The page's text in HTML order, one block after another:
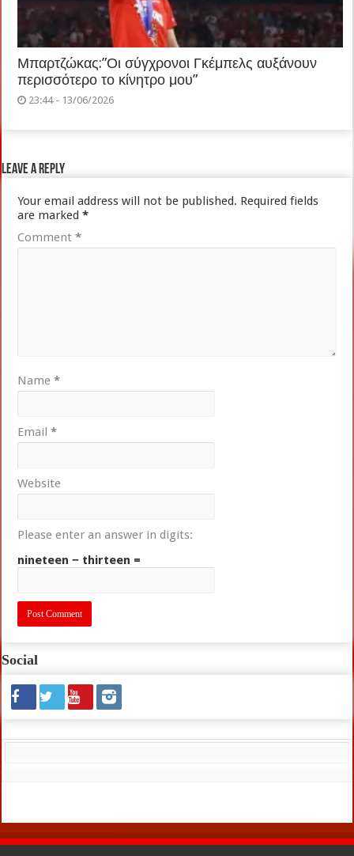
Μπαρτζώκας:”Οι σύγχρονοι Γκέμπελς αυξάνουν
περισσότερο το κίνητρο μου”
23:44 - 13/06/2026
Leave a Reply
Your email address will not be published. Required fields
are marked*
Comment*
Name*
Email*
Website
Please enter an answer in digits:
nineteen − thirteen =
Social